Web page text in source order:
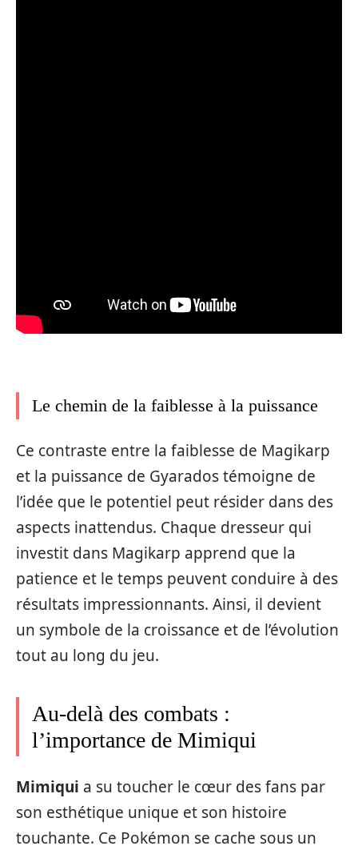
Le chemin de la faiblesse à la puissance
Ce contraste entre la faiblesse de Magikarp
et la puissance de Gyarados témoigne de
l’idée que le potentiel peut résider dans des
aspects inattendus. Chaque dresseur qui
investit dans Magikarp apprend que la
patience et le temps peuvent conduire à des
résultats impressionnants. Ainsi, il devient
un symbole de la croissance et de l’évolution
tout au long du jeu.
Au-delà des combats :
l’importance de Mimiqui
Mimiqui a su toucher le cœur des fans par
son esthétique unique et son histoire
touchante. Ce Pokémon se cache sous un